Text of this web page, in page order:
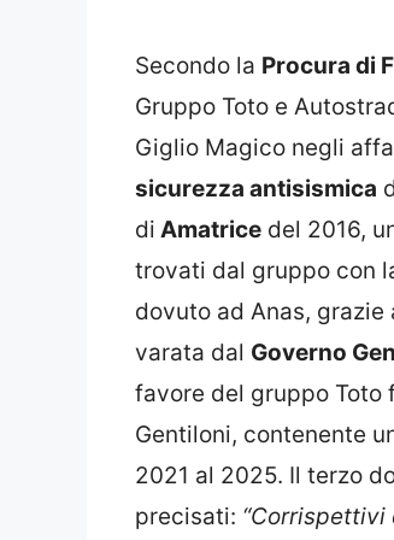
Secondo la Procura di
Gruppo Toto e
Giglio Magico negli
sicurezza antisismica
di Amatrice del 2016,
trovati dal gruppo con
dovuto ad Anas,
varata dal Governo
favore del gruppo Toto
Gentiloni, contenente
2021 al 2025. Il terzo
precisati: